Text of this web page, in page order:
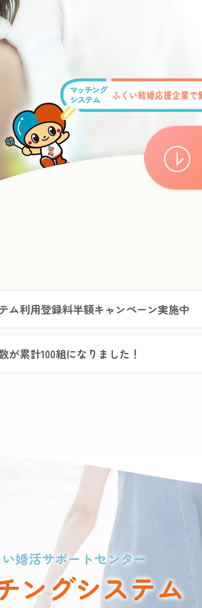
ム利用登録料半額キャンペーン実施中
が累計100組になりました！
婚活サポートセンター
ングシステム